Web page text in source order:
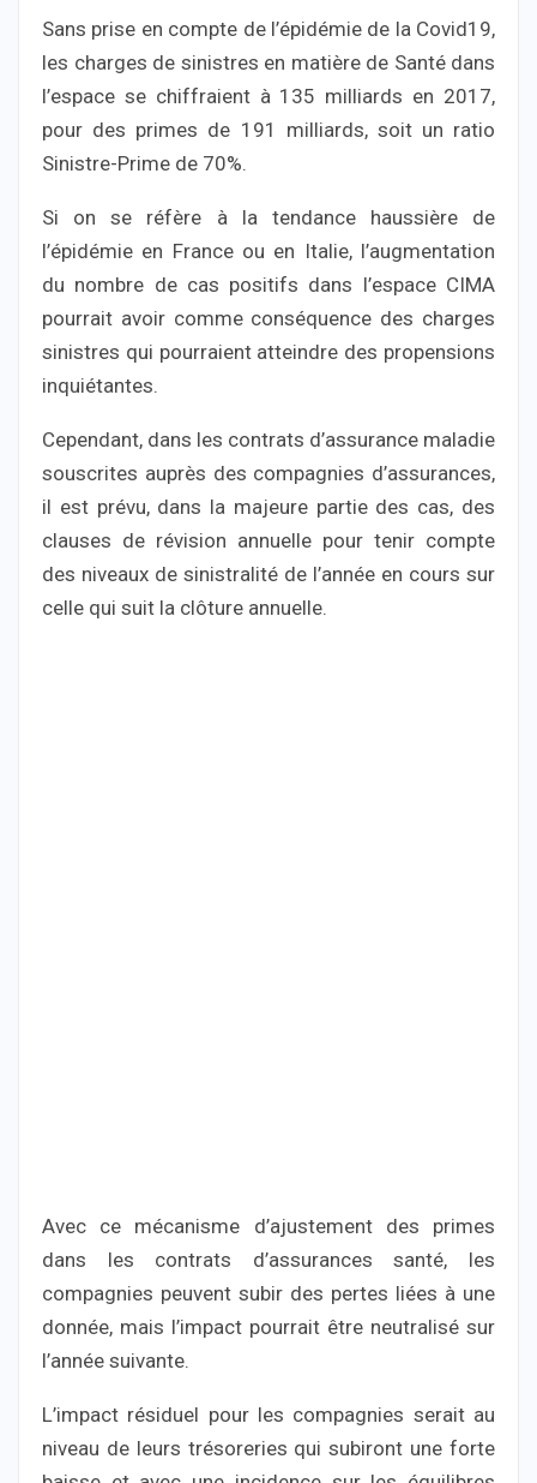
Sans prise en compte de l’épidémie de la Covid19,
les charges de sinistres en matière de Santé dans
l’espace se chiffraient à 135 milliards en 2017,
pour des primes de 191 milliards, soit un ratio
Sinistre-Prime de 70%.
Si on se réfère à la tendance haussière de
l’épidémie en France ou en Italie, l’augmentation
du nombre de cas positifs dans l’espace CIMA
pourrait avoir comme conséquence des charges
sinistres qui pourraient atteindre des propensions
inquiétantes.
Cependant, dans les contrats d’assurance maladie
souscrites auprès des compagnies d’assurances,
il est prévu, dans la majeure partie des cas, des
clauses de révision annuelle pour tenir compte
des niveaux de sinistralité de l’année en cours sur
celle qui suit la clôture annuelle.
Avec ce mécanisme d’ajustement des primes
dans les contrats d’assurances santé, les
compagnies peuvent subir des pertes liées à une
donnée, mais l’impact pourrait être neutralisé sur
l’année suivante.
L’impact résiduel pour les compagnies serait au
niveau de leurs trésoreries qui subiront une forte